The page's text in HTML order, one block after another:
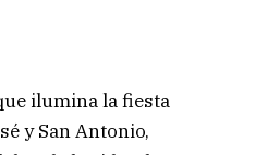
ilumina la fiesta
y San Antonio,